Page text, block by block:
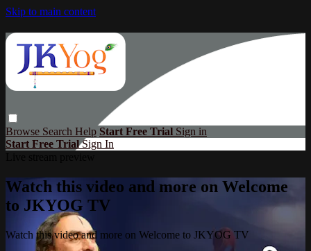
Skip to main content
Browse Search Help Start Free Trial Sign in
Start Free TrialSign In
Watch this video and more on Welcome
to JKYOG TV
Watch this video and more on Welcome to JKYOG TV